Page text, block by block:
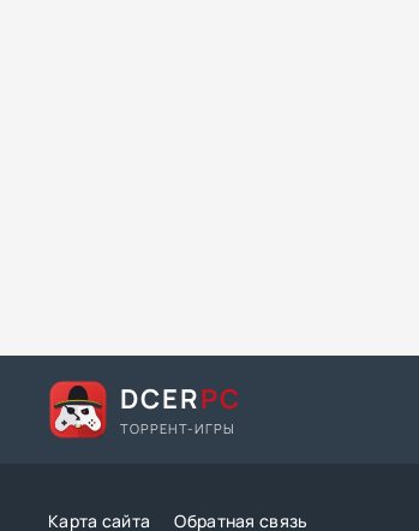
DCERPC
ТОРРЕНТ-ИГРЫ
Карта сайта Обратная связь